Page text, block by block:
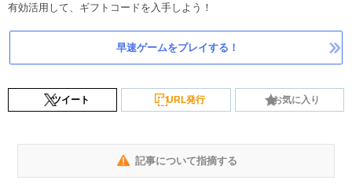
有効活用して、ギフトコードを入手しよう！
早速ゲームをプレイする！
ツイート URL発行 お気に入り
記事について指摘する